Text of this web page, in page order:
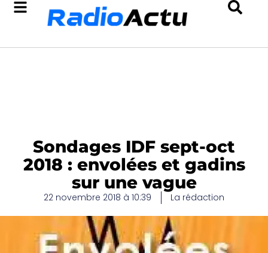
Sondages IDF sept-oct
2018 : envolées et gadins
sur une vague
22 novembre 2018 à 10:39 La rédaction